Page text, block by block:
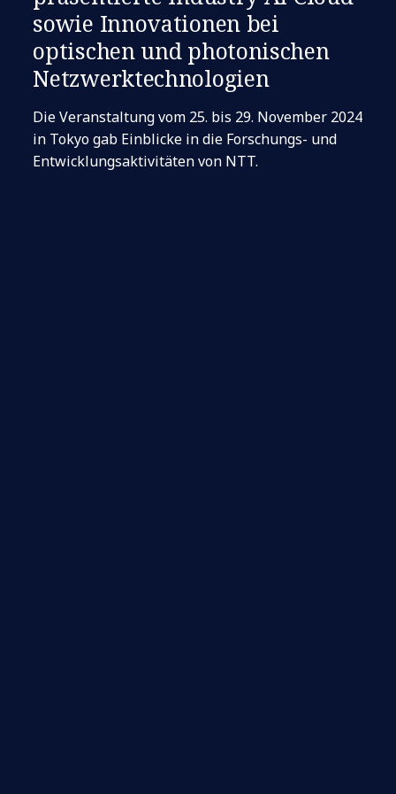
sowie Innovationen bei
optischen und photonischen
Netzwerktechnologien
Die Veranstaltung vom 25. bis 29. November 2024
in Tokyo gab Einblicke in die Forschungs- und
Entwicklungsaktivitäten von NTT.